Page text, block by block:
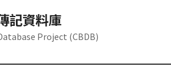
記資料庫
Project (CBDB)